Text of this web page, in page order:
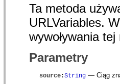
Ta metoda
URLVariables.
wywoływania
Parametry
source:String — Ciąg